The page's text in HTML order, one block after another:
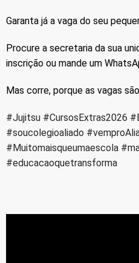
Garanta já a vaga do seu
Procure a secretaria da sua
inscrição ou mande um
Mas corre, porque as vagas
#Jujitsu #CursosExtras2026
#soucolegioaliado
#Muitomaisqueumaescola
#educacaoquetransforma